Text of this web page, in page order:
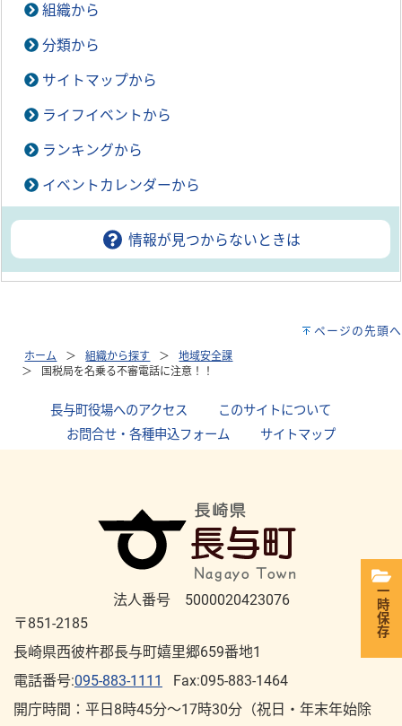
組織から
分類から
サイトマップから
ライフイベントから
ランキングから
イベントカレンダーから
情報が見つからないときは
ページの先頭へ
ホーム 組織から探す
地域安全課
国税局を名乗る不審電話に注意！！
長与町役場へのアクセス このサイトについて
お問合せ・各種申込フォーム
サイトマップ
法人番号 5000020423076
〒851-2185
長崎県西彼杵郡長与町嬉里郷659番地1
電話番号:095-883-1111
Fax:095-883-1464
開庁時間：平⽇8時45分～17時30分（祝⽇・年末年始除
一時保存